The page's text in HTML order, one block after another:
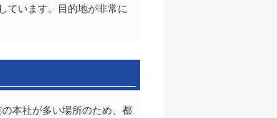
ています。目的地が非常に
本社が多い場所のため、都